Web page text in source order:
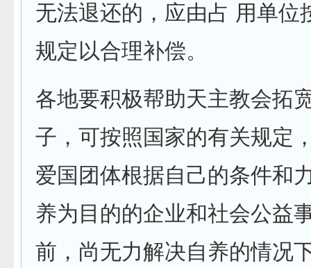
无法退还的，应由占 用单位
规定以合理补偿。
各地要积极帮助天主教会拓
子，可按照国家的有关规定
爱国团体根据自己的条件和
养为目的的企业和社会公益
前，尚无力解决自养的情况